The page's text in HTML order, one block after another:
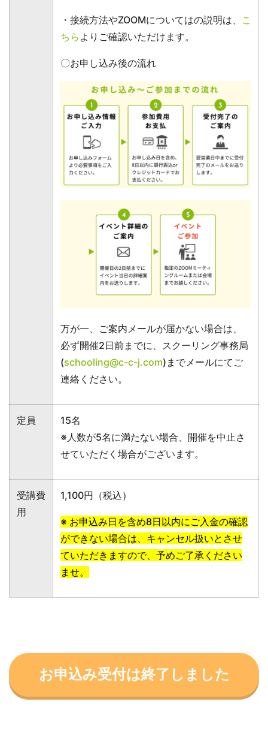
・接続方法やZOOMについてはの説明は、 こ
ちら よりご確認いただけます。
〇お申し込み後の流れ
万が一、ご案内メールが届かない場合は、
必ず開催2日前までに、スクーリング事務局
(schooling@c-c-j.com)までメールにてご
連絡ください。
定員
15名
※人数が5名に満たない場合、開催を中止さ
せていただく場合がございます。
受講費
用
1,100円（税込）
※ お申込み日を含め8日以内にご入金の確認
ができない場合は、キャンセル扱いとさせ
ていただきますので、予めご了承ください
ませ。
お申込み受付は終了しました